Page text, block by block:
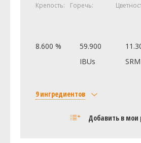
Castle Malting - Chocolate 900
Другие ингредиенты
Пищевые добавки для
Добавить в мои
Крепость: Горечь:
8.600 %
59.900
IBUs
SRM
9 ингредиентов
Castle Malting Pale Ale